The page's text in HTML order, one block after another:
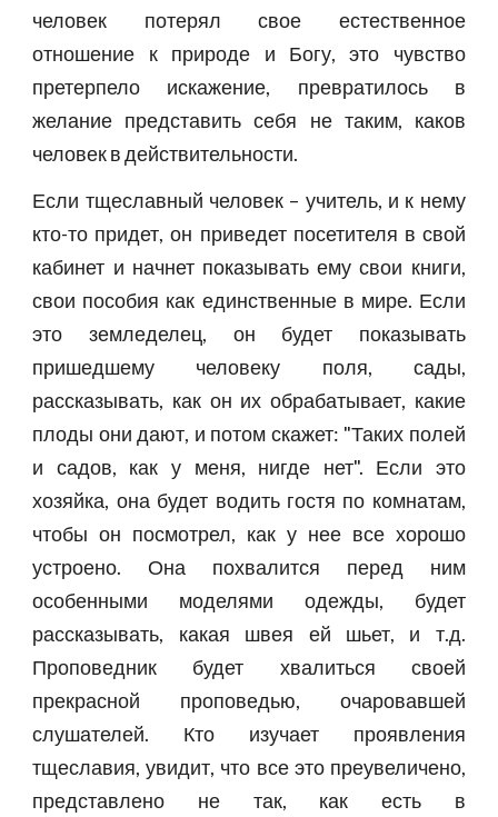
человек потерял свое естественное
отношение к природе и Богу, это чувство
претерпело искажение, превратилось в
желание представить себя не таким, каков
человек в действительности.
Если тщеславный человек – учитель, и к нему
кто-то придет, он приведет посетителя в свой
кабинет и начнет показывать ему свои книги,
свои пособия как единственные в мире. Если
это земледелец, он будет показывать
пришедшему человеку поля, сады,
рассказывать, как он их обрабатывает, какие
плоды они дают, и потом скажет: "Таких полей
и садов, как у меня, нигде нет". Если это
хозяйка, она будет водить гостя по комнатам,
чтобы он посмотрел, как у нее все хорошо
устроено. Она похвалится перед ним
особенными моделями одежды, будет
рассказывать, какая швея ей шьет, и т.д.
Проповедник будет хвалиться своей
прекрасной проповедью, очаровавшей
слушателей. Кто изучает проявления
тщеславия, увидит, что все это преувеличено,
представлено не так, как есть в